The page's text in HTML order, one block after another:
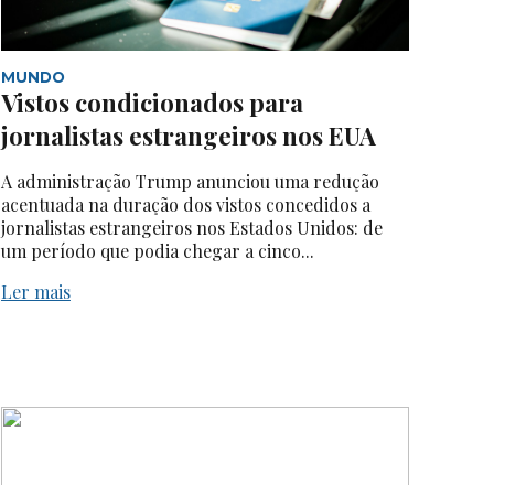
MUNDO
Vistos condicionados para
jornalistas estrangeiros nos EUA
A administração Trump anunciou uma redução
acentuada na duração dos vistos concedidos a
jornalistas estrangeiros nos Estados Unidos: de
um período que podia chegar a cinco...
Ler mais